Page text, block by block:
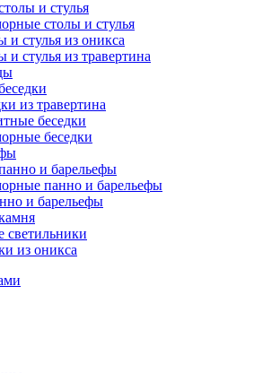
и стулья
столы и стулья
и стулья из оникса
и стулья из травертина
из травертина
беседки
беседки
и барельефы
панно и барельефы
и барельефы
из оникса